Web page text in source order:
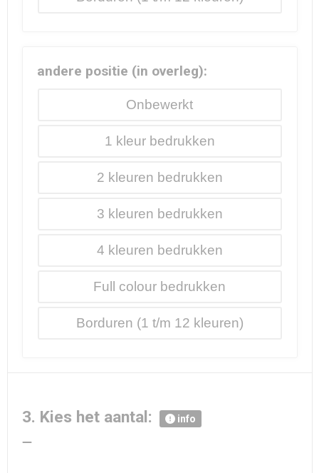
andere positie (in overleg):
Onbewerkt
1
2
3
4
Borduren
Full colour
3. Kies het aantal: info